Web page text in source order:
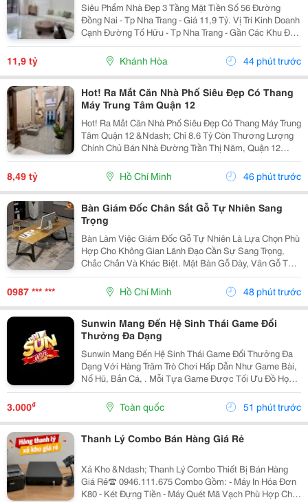
Siêu Phẩm Nhà Đẹp 3 Tầng Mặt Tiền Số 56 Đường
Đồng Nai - Tp Nha Trang - Giá 11,9 Tỷ. Vị Trí Kinh Doanh
Cạnh Đường Tố Hữu - Tp Nha Trang - Gần Các Khu Đô
Thị. Nhà Mới Đẹp 3 Tầng Mặt Tiền + 1 Mặt Hẻm - Kiến
Trúc Hiện Đại - Đầy Đủ Tiện Nghi. - Nhà Có...
11,9 tỷ Khánh Hòa 44 phút trước
Hot! Ra Mắt Căn Nhà Phố Siêu Đẹp Có Thang
Máy Trung Tâm Quận 12
Hot! Ra Mắt Căn Nhà Phố Siêu Đẹp Có Thang Máy Trung
Tâm Quận 12 &Ndash; Chỉ 8.6 Tỷ Còn Thương Lượng
Chính Chủ Bán Nhà Đường Trần Thị Năm, Quận 12
&Ndash; Vị Trí Đẹp, Khu Dân Cư Hiện Hữu, Tiện Ích Đầy
Đủ. Diện Tích: 4M &Times; 20M Nhà...
8,49 tỷ Hồ Chí Minh 46 phút trước
Bàn Giám Đốc Chân Sắt Gỗ Tự Nhiên Sang
Trọng
Bàn Làm Việc Giám Đốc Gỗ Tự Nhiên Là Lựa Chọn Phù
Hợp Cho Không Gian Lãnh Đạo Cần Sự Sang Trọng,
Chắc Chắn Và Khác Biệt. Mặt Bàn Gỗ Dày, Vân Gỗ Tự
Nhiên Đẹp Mắt Kết Hợp Cùng Hệ Chân Sắt Hiện Đại,
Tạo Nên Tổng Thể Vừa Bền Bỉ Vừa Tinh Tế. Mẫu Bàn
0987 *** *** Hồ Chí Minh 48 phút trước
Sunwin Mang Đến Hệ Sinh Thái Game Đổi
Thưởng Đa Dạng
Sunwin Mang Đến Hệ Sinh Thái Game Đổi Thưởng Đa
Dạng Với Hàng Trăm Trò Chơi Hấp Dẫn Như Game Bài,
Nổ Hũ, Bắn Cá, . Mỗi Tựa Game Được Tối Ưu Đồ Họa
Sắc Nét, Thao Tác Mượt Mà, Tỷ Lệ Trả Thưởng Cạnh
Tranh Cùng Hệ Thống Bảo Mật Hiện Đại.
3.000₫ Toàn quốc 51 phút trước
Thanh Lý Combo Bán Hàng Giá Rẻ
Xả Kho &Ndash; Thanh Lý Combo Thiết Bị Bán Hàng
Giá Rẻ☎️ 0946.111.675 Combo Gồm: - Máy In Hóa Đơn
K80 - Két Đựng Tiền - Máy Quét Mã Vạch Phù Hợp Cho